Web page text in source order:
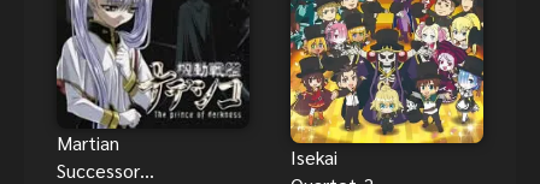
Martian
Successor
Isekai